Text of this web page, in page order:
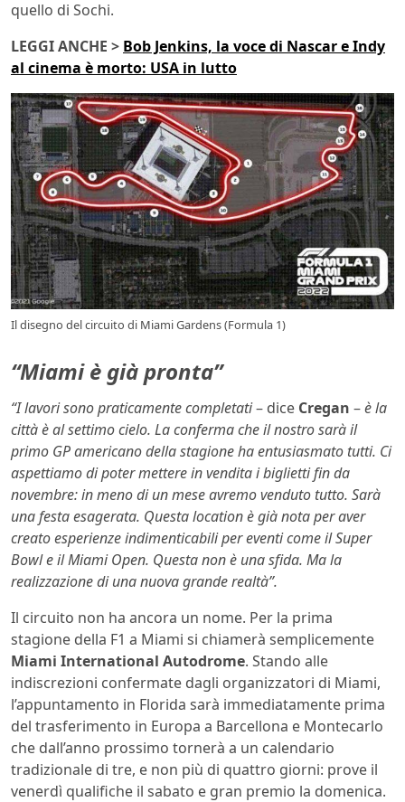
quello di Sochi.
LEGGI ANCHE > Bob Jenkins, la voce di Nascar e Indy
al cinema è morto: USA in lutto
Il disegno del circuito di Miami Gardens (Formula 1)
“Miami è già pronta”
“I lavori sono praticamente completati– dice Cregan –è la
città è al settimo cielo. La conferma che il nostro sarà il
primo GP americano della stagione ha entusiasmato tutti. Ci
aspettiamo di poter mettere in vendita i biglietti fin da
novembre: in meno di un mese avremo venduto tutto. Sarà
una festa esagerata. Questa location è già nota per aver
creato esperienze indimenticabili per eventi come il Super
Bowl e il Miami Open. Questa non è una sfida. Ma la
realizzazione di una nuova grande realtà”.
Il circuito non ha ancora un nome. Per la prima
stagione della F1 a Miami si chiamerà semplicemente
Miami International Autodrome. Stando alle
indiscrezioni confermate dagli organizzatori di Miami,
l’appuntamento in Florida sarà immediatamente prima
del trasferimento in Europa a Barcellona e Montecarlo
che dall’anno prossimo tornerà a un calendario
tradizionale di tre, e non più di quattro giorni: prove il
venerdì qualifiche il sabato e gran premio la domenica.